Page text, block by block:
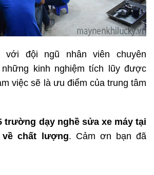
đội ngũ nhân viên chuyên
kinh nghiệm tích lũy được
việc sẽ là ưu điểm của trung tâm
trường dạy nghề sửa xe máy tại
về chất lượng. Cảm ơn bạn đã